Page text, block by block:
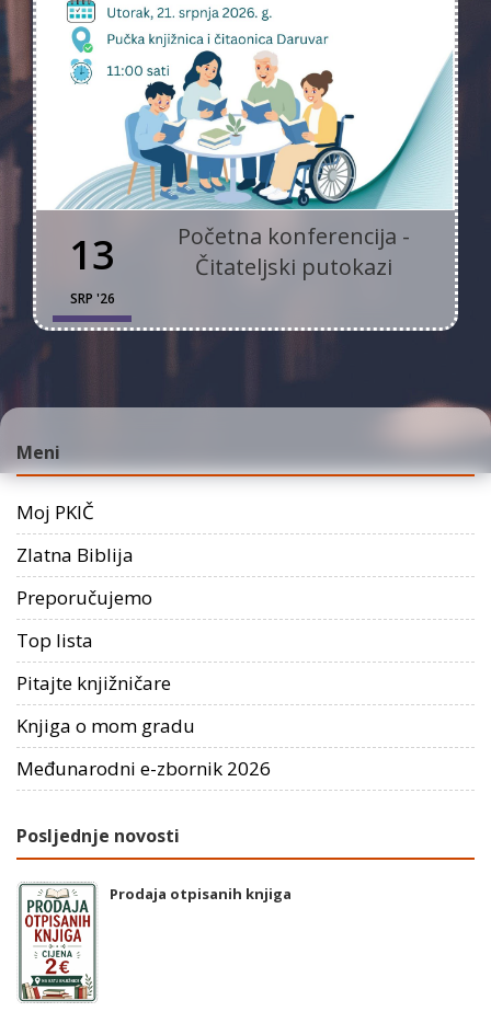
13
SRP '26
Početna konferencija -
Čitateljski putokazi
Meni
Moj PKIČ
Zlatna Biblija
Preporučujemo
Top lista
Pitajte knjižničare
Knjiga o mom gradu
Međunarodni e-zbornik 2026
Posljednje novosti
Prodaja otpisanih knjiga